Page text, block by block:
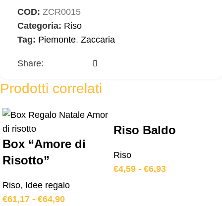
COD: ZCR0015
Categoria: Riso
Tag: Piemonte, Zaccaria
Share:
Prodotti correlati
Box “Amore di
Risotto”
Riso, Idee regalo
€61,17 - €64,90
Riso Baldo
Riso
€4,59 - €6,93